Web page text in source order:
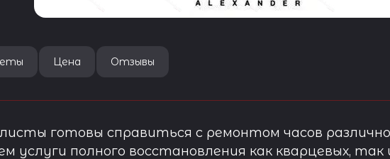
Цена Отзывы
готовы справиться с ремонтом часов
услуги полного восстановления как кварцевых, так